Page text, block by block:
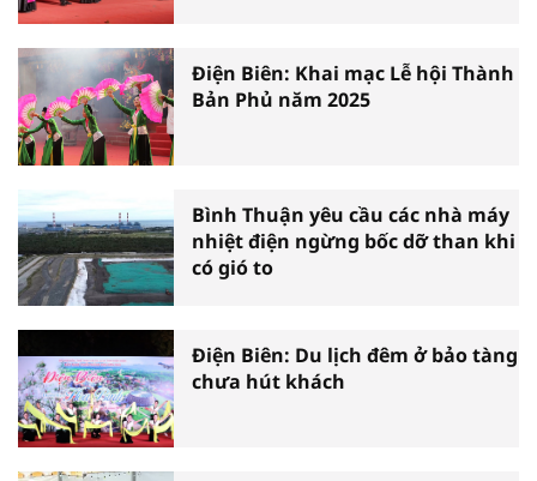
Điện Biên: Khai mạc Lễ hội Thành
Bản Phủ năm 2025
Bình Thuận yêu cầu các nhà máy
nhiệt điện ngừng bốc dỡ than khi
có gió to
Điện Biên: Du lịch đêm ở bảo tàng
chưa hút khách